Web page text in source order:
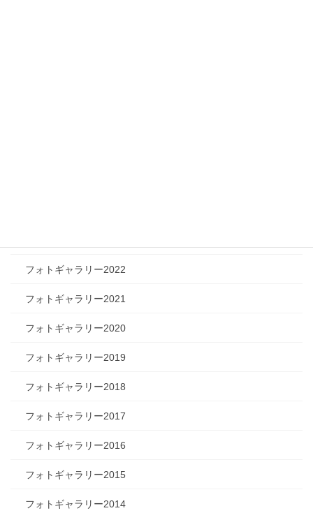
フォトギャラリー2022
フォトギャラリー2021
フォトギャラリー2020
フォトギャラリー2019
フォトギャラリー2018
フォトギャラリー2017
フォトギャラリー2016
フォトギャラリー2015
フォトギャラリー2014